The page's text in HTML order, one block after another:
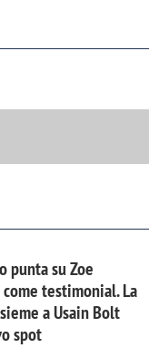
punta su Zoe
come testimonial. La
a Usain Bolt
spot